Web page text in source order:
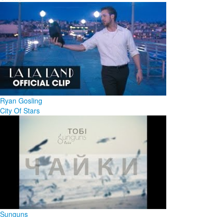
Ryan Gosling
City Of Stars
Sunguns